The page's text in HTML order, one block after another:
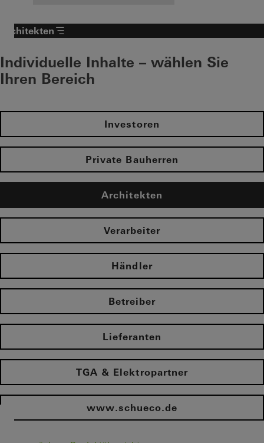
Architekten
Individuelle Inhalte – wählen Sie
Ihren Bereich
Investoren
Private Bauherren
Architekten
Verarbeiter
Händler
Betreiber
Lieferanten
TGA & Elektropartner
www.schueco.de